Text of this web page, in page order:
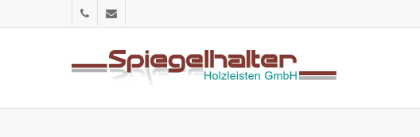
to
phone email